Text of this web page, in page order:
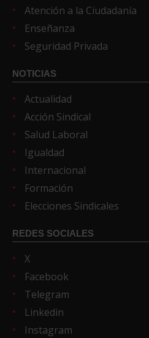
Atención a la Ciudadanía
Enseñanza
Seguridad Privada
NOTICIAS
Actualidad
Acción Sindical
Salud Laboral
Igualdad
Internacional
Formación
Elecciones Sindicales
REDES SOCIALES
X
Facebook
Telegram
Linkedin
Instagram